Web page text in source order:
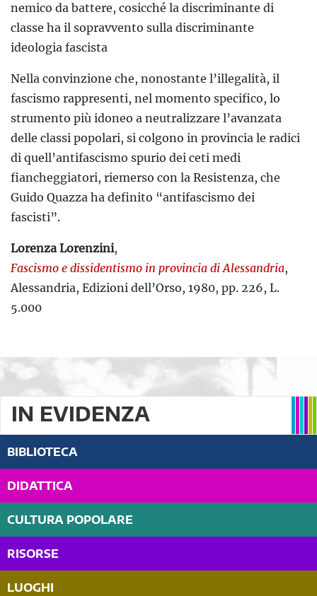
nemico da battere, cosicché la discriminante di
classe ha il sopravvento sulla discriminante
ideologia fascista
Nella convinzione che, nonostante l’illegalità, il
fascismo rappresenti, nel momento specifico, lo
strumento più idoneo a neutralizzare l’avanzata
delle classi popolari, si colgono in provincia le radici
di quell’antifascismo spurio dei ceti medi
fiancheggiatori, riemerso con la Resistenza, che
Guido Quazza ha definito “antifascismo dei
fascisti”.
Lorenza Lorenzini,
Fascismo e dissidentismo in provincia di Alessandria,
Alessandria, Edizioni dell’Orso, 1980, pp. 226, L.
5.000
IN EVIDENZA
BIBLIOTECA
DIDATTICA
CULTURA POPOLARE
RISORSE
LUOGHI